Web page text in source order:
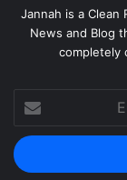
Jannah is a Clean
News and Blog
completely
your
Email
address